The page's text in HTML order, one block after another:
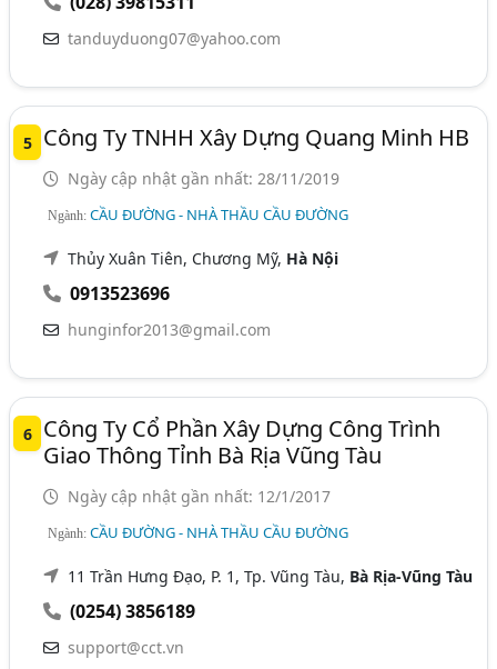
tanduyduong07@yahoo.com
5 Công Ty TNHH Xây Dựng Quang Minh HB
Ngày cập nhật gần nhất: 28/11/2019
Ngành:CẦU ĐƯỜNG - NHÀ THẦU CẦU ĐƯỜNG
Thủy Xuân Tiên, Chương Mỹ, Hà Nội
0913523696
hunginfor2013@gmail.com
6
Công Ty Cổ Phần Xây Dựng Công Trình
Giao Thông Tỉnh Bà Rịa Vũng Tàu
Ngày cập nhật gần nhất: 12/1/2017
Ngành:CẦU ĐƯỜNG - NHÀ THẦU CẦU ĐƯỜNG
11 Trần Hưng Đạo, P. 1, Tp. Vũng Tàu, Bà Rịa-Vũng Tàu
(0254) 3856189
support@cct.vn